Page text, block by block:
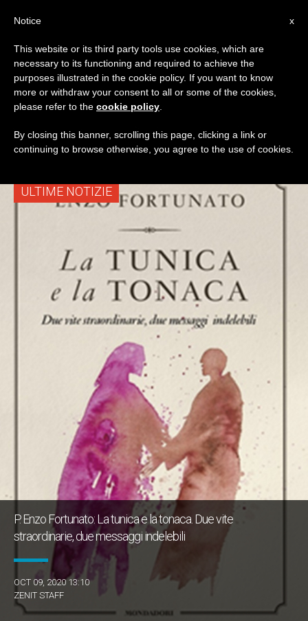
TAG
Posts Tagged
‘Francesco D’Assisi’
ULTIME NOTIZIE
P. Enzo Fortunato: La tunica e la tonaca. Due vite
straordinarie, due messaggi indelebili
OCT 09, 2020 13:10
ZENIT STAFF
x
Notice
This website or its third party tools use cookies, which are
necessary to its functioning and required to achieve the
purposes illustrated in the cookie policy. If you want to know
more or withdraw your consent to all or some of the cookies,
please refer to the cookie policy
By closing this banner, scrolling this page, clicking a link or
continuing to browse otherwise, you agree to the use of cookies.